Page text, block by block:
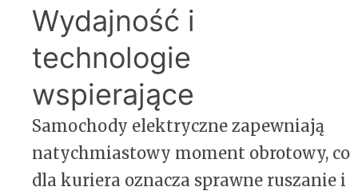
Wydajność i
technologie
wspierające
Samochody elektryczne zapewniają
natychmiastowy moment obrotowy, co
dla kuriera oznacza sprawne ruszanie i